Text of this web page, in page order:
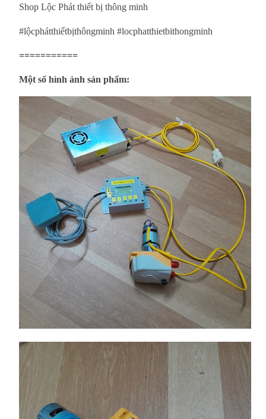
Shop Lộc Phát thiết bị thông minh
#lộcphátthiếtbịthôngminh #locphatthietbithongminh
===========
Một số hình ảnh sản phẩm: